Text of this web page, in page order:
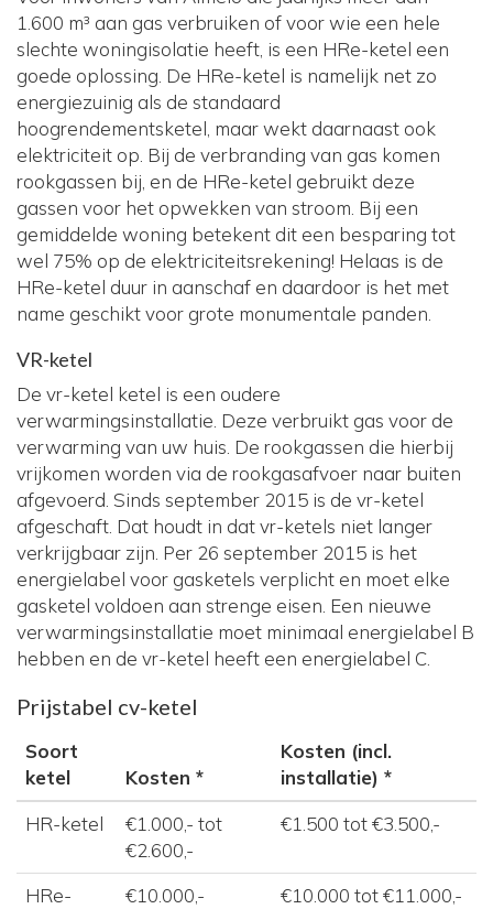
1.600 m³ aan gas verbruiken of voor wie een hele
slechte woningisolatie heeft, is een HRe-ketel een
goede oplossing. De HRe-ketel is namelijk net zo
energiezuinig als de standaard
hoogrendementsketel, maar wekt daarnaast ook
elektriciteit op. Bij de verbranding van gas komen
rookgassen bij, en de HRe-ketel gebruikt deze
gassen voor het opwekken van stroom. Bij een
gemiddelde woning betekent dit een besparing tot
wel 75% op de elektriciteitsrekening! Helaas is de
HRe-ketel duur in aanschaf en daardoor is het met
name geschikt voor grote monumentale panden.
VR-ketel
De vr-ketel ketel is een oudere
verwarmingsinstallatie. Deze verbruikt gas voor de
verwarming van uw huis. De rookgassen die hierbij
vrijkomen worden via de rookgasafvoer naar buiten
afgevoerd. Sinds september 2015 is de vr-ketel
afgeschaft. Dat houdt in dat vr-ketels niet langer
verkrijgbaar zijn. Per 26 september 2015 is het
energielabel voor gasketels verplicht en moet elke
gasketel voldoen aan strenge eisen. Een nieuwe
verwarmingsinstallatie moet minimaal energielabel B
hebben en de vr-ketel heeft een energielabel C.
Prijstabel cv-ketel
Soort
ketel
Kosten *
Kosten (incl.
installatie) *
HR-ketel
€1.000,- tot
€2.600,-
€1.500 tot €3.500,-
HRe-
€10.000,- €10.000 tot €11.000,-